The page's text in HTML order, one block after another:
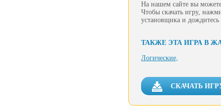
На нашем сайте вы
Чтобы скачать игру,
установщика и
ТАКЖЕ ЭТА ИГРА В
Логические,
СКАЧАТЬ